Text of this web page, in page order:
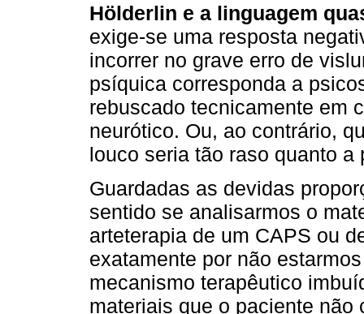
Hölderlin e a linguagem
exige-se uma resposta
incorrer no grave erro de
psíquica corresponda a
rebuscado tecnicamente em
neurótico. Ou, ao contrário,
louco seria tão raso quanto a
Guardadas as devidas
sentido se analisarmos o
arteterapia de um CAPS ou
exatamente por não
mecanismo terapêutico
materiais que o paciente